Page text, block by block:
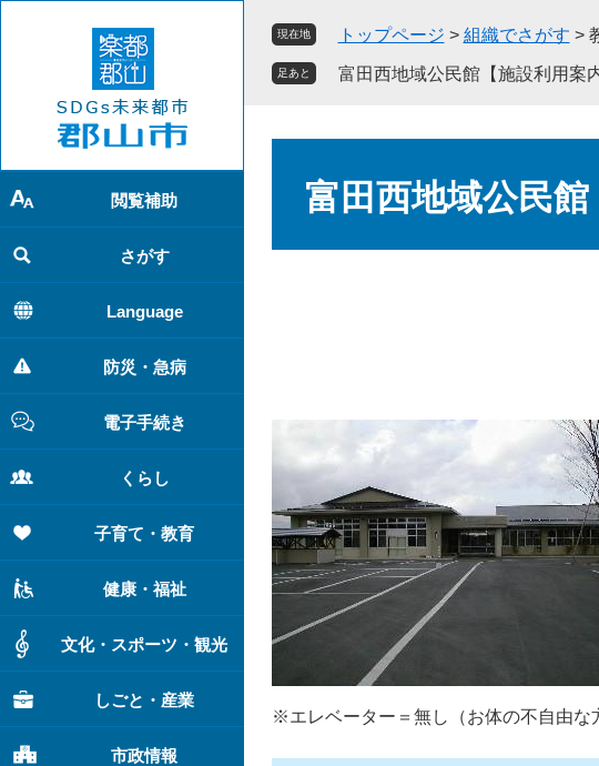
で
す
。
ば
し
て
本
文
へ
閲覧補助
さがす
Language
防災・急病
電子手続き
くらし
子育て・教育
健康・福祉
文化・スポーツ・観光
しごと・産業
市政情報
現在地 トップページ > 組織でさがす >
足あと 富田西地域公民館【施設利用案内
富田西地域公民館
※エレベーター＝無し（お体の不自由な